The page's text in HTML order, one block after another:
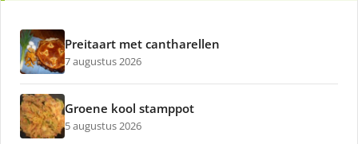
Preitaart met cantharellen
7 augustus 2026
Groene kool stamppot
5 augustus 2026